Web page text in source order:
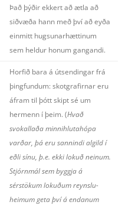
Það þýðir ekkert að ætla að
siðvæða hann með því að eyða
einmitt hugsunarhættinum
sem heldur honum gangandi.
Horfið bara á útsendingar frá
þingfundum: skotgrafirnar eru
áfram til þótt skipt sé um
hermenn í þeim. (Hvað
svokallaða minni­hlutahópa
varðar, þá eru sannindi algild í
eðli sínu, þ.e. ekki lokuð neinum.
Stjórnmál sem byggja á
sérstökum lokuðum reynslu­
heimum geta því á endanum